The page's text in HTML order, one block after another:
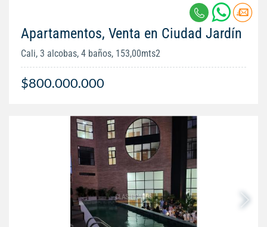
Apartamentos, Venta en Ciudad Jardín
Cali, 3 alcobas, 4 baños, 153,00mts2
$800.000.000